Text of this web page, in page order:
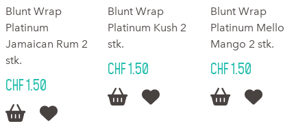
Blunt Wrap
Platinum
Jamaican Rum 2
stk.
CHF 1.50
 
Blunt Wrap
Platinum Kush 2
stk.
CHF 1.50
 
Blunt Wrap
Platinum Mello
Mango 2 stk.
CHF 1.50
 